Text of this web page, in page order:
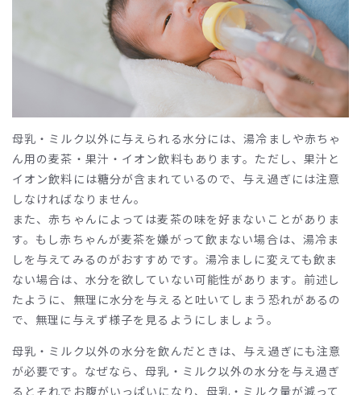
母乳・ミルク以外に与えられる水分には、湯冷ましや赤ちゃ
ん用の麦茶・果汁・イオン飲料もあります。ただし、果汁と
イオン飲料には糖分が含まれているので、与え過ぎには注意
しなければなりません。
また、赤ちゃんによっては麦茶の味を好まないことがありま
す。もし赤ちゃんが麦茶を嫌がって飲まない場合は、湯冷ま
しを与えてみるのがおすすめです。湯冷ましに変えても飲ま
ない場合は、水分を欲していない可能性があります。前述し
たように、無理に水分を与えると吐いてしまう恐れがあるの
で、無理に与えず様子を見るようにしましょう。
母乳・ミルク以外の水分を飲んだときは、与え過ぎにも注意
が必要です。なぜなら、母乳・ミルク以外の水分を与え過ぎ
るとそれでお腹がいっぱいになり、母乳・ミルク量が減って